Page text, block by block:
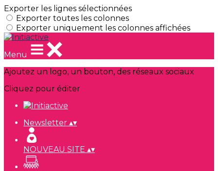
Exporter les lignes sélectionnées
Exporter toutes les colonnes
Exporter uniquement les colonnes affichées
Menu
Ajoutez un logo, un bouton, des réseaux sociaux
Cliquez pour éditer
Newsletter ▴▾
NOUVEAU SITE ▴▾